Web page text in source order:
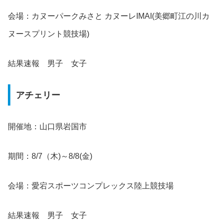
会場：カヌーパークみさと カヌーレIMAI(美郷町江の川カ
ヌースプリント競技場)
結果速報 男子 女子
アチェリー
開催地：山口県岩国市
期間：8/7（木)～8/8(金)
会場：愛宕スポーツコンプレックス陸上競技場
結果速報 男子 女子